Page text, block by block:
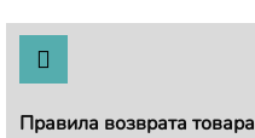
Правила возврата товара